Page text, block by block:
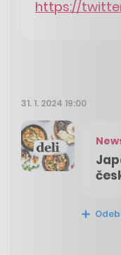
https://
31. 1. 2024 19:00